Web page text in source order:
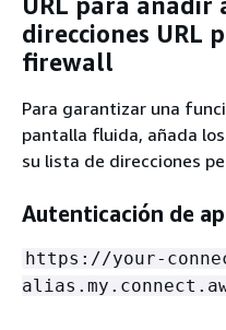
direcciones URL
firewall
Para garantizar una
pantalla fluida, añada
su lista de direcciones
Autenticación de
https://your-